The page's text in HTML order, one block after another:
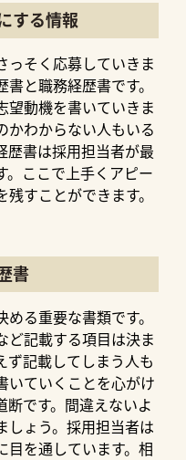
する情報
っそく応募していきま
と職務経歴書です。
望動機を書いていきま
かわからない人もいる
歴書は採用担当者が最
。ここで上手くアピー
すことができます。
書
る重要な書類です。
ど記載する項目は決ま
ず記載してしまう人も
いていくことを心がけ
断です。間違えないよ
しょう。採用担当者は
目を通しています。相